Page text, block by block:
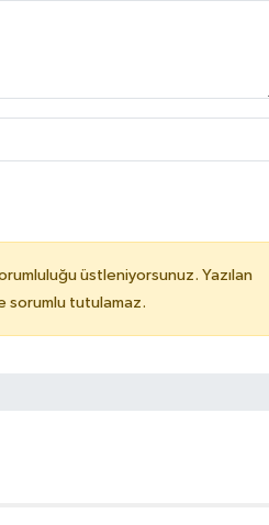
üstleniyorsunuz. Yazılan
sorumlu tutulamaz.